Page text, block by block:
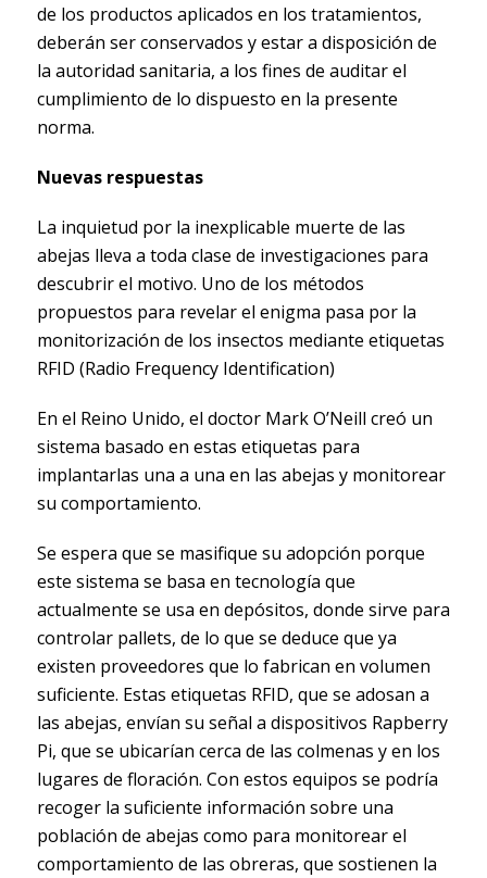
de los productos aplicados en los tratamientos,
deberán ser conservados y estar a disposición de
la autoridad sanitaria, a los fines de auditar el
cumplimiento de lo dispuesto en la presente
norma.
Nuevas respuestas
La inquietud por la inexplicable muerte de las
abejas lleva a toda clase de investigaciones para
descubrir el motivo. Uno de los métodos
propuestos para revelar el enigma pasa por la
monitorización de los insectos mediante etiquetas
RFID (Radio Frequency Identification)
En el Reino Unido, el doctor Mark O’Neill creó un
sistema basado en estas etiquetas para
implantarlas una a una en las abejas y monitorear
su comportamiento.
Se espera que se masifique su adopción porque
este sistema se basa en tecnología que
actualmente se usa en depósitos, donde sirve para
controlar pallets, de lo que se deduce que ya
existen proveedores que lo fabrican en volumen
suficiente. Estas etiquetas RFID, que se adosan a
las abejas, envían su señal a dispositivos Rapberry
Pi, que se ubicarían cerca de las colmenas y en los
lugares de floración. Con estos equipos se podría
recoger la suficiente información sobre una
población de abejas como para monitorear el
comportamiento de las obreras, que sostienen la